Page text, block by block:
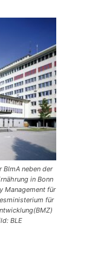
BImA neben der
in Bonn
Management für
für
BLE